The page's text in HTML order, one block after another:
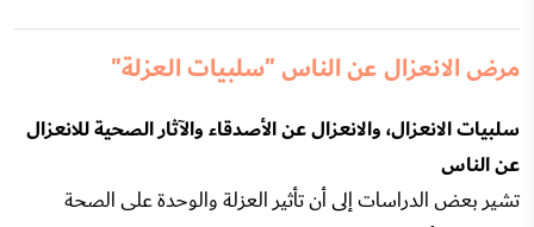
مرض الانعزال عن الناس "سلبيات العزلة"
سلبيات الانعزال، والانعزال عن الأصدقاء والآثار الصحية للانعزال
عن الناس
تشير بعض الدراسات إلى أن تأثير العزلة والوحدة على الصحة